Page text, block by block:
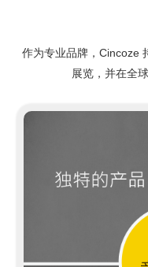
作为专业品牌，Cincoze
展览，并在全